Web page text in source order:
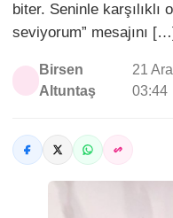
biter. Seninle
seviyorum” mesajını
Birsen
Altuntaş
21
03:44